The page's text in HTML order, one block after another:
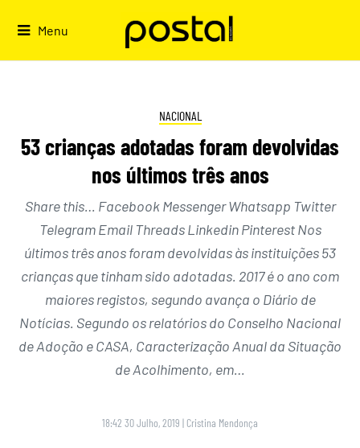
Menu
NACIONAL
53 crianças adotadas foram devolvidas
nos últimos três anos
Share this… Facebook Messenger Whatsapp Twitter
Telegram Email Threads Linkedin Pinterest Nos
últimos três anos foram devolvidas às instituições 53
crianças que tinham sido adotadas. 2017 é o ano com
maiores registos, segundo avança o Diário de
Notícias. Segundo os relatórios do Conselho Nacional
de Adoção e CASA, Caracterização Anual da Situação
de Acolhimento, em…
18:42 30 Julho, 2019 | Cristina Mendonça